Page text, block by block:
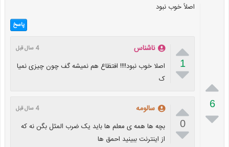

6

اصلاً خوب نبود
پاسخ

1

ناشناس 4 سال قبل
اصلا خوب نبود!!!! افتظاع هم نمیشه گف چون چیزی نمیا
ک

0

سالومه 4 سال قبل
بچه ها همه ی معلم ها باید یک ضرب المثل بگن نه که
از اینترنت ببینید احمق ها